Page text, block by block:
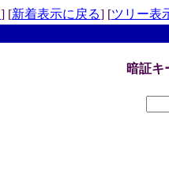
] [新着表示に戻る] [ツリー表
暗証キ